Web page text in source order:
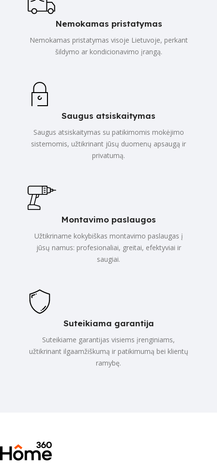
Nemokamas pristatymas
Nemokamas pristatymas visoje Lietuvoje, perkant
šildymo ar kondicionavimo įrangą.
Saugus atsiskaitymas
Saugus atsiskaitymas su patikimomis mokėjimo
sistemomis, užtikrinant jūsų duomenų apsaugą ir
privatumą.
Montavimo paslaugos
Užtikriname kokybiškas montavimo paslaugas į
jūsų namus: profesionaliai, greitai, efektyviai ir
saugiai.
Suteikiama garantija
Suteikiame garantijas visiems įrenginiams,
užtikrinant ilgaamžiškumą ir patikimumą bei klientų
ramybę.